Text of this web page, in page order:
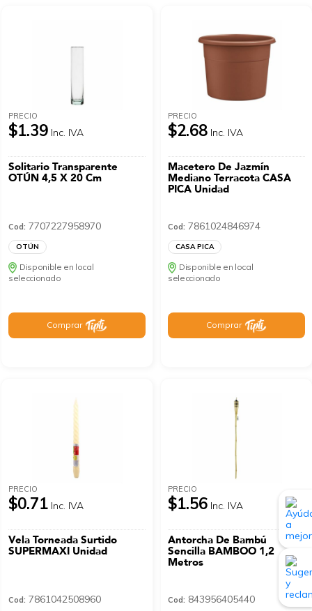
PRECIO
$1.39 Inc. IVA
Solitario Transparente
OTÚN 4,5 X 20 Cm
Cod: 7707227958970
OTÚN
Disponible en local
seleccionado
Comprar
PRECIO
$2.68 Inc. IVA
Macetero De Jazmín
Mediano Terracota CASA
PICA Unidad
Cod: 7861024846974
CASA PICA
Disponible en local
seleccionado
Comprar
PRECIO
$0.71 Inc. IVA
Vela Torneada Surtido
SUPERMAXI Unidad
Cod: 7861042508960
PRECIO
$1.56 Inc. IVA
Antorcha De Bambú
Sencilla BAMBOO 1,2
Metros
Cod: 843956405440